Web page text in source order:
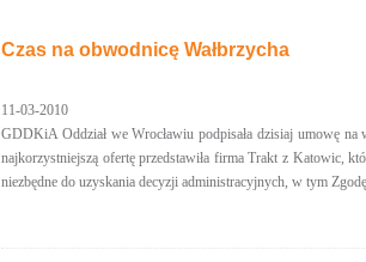
Czas na obwodnicę Wałbrzycha
11-03-2010
GDDKiA Oddział we Wrocławiu podpisała dzisiaj umowę
najkorzystniejszą ofertę przedstawiła firma Trakt z Katowic,
niezbędne do uzyskania decyzji administracyjnych, w tym